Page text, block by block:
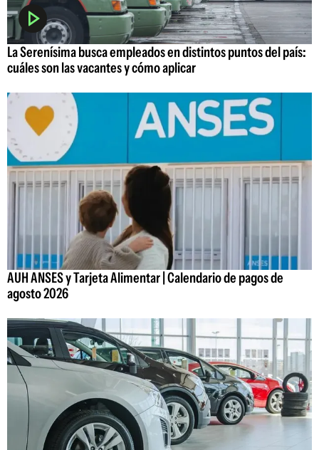
La Serenísima busca empleados en distintos puntos del país:
cuáles son las vacantes y cómo aplicar
AUH ANSES y Tarjeta Alimentar | Calendario de pagos de
agosto 2026